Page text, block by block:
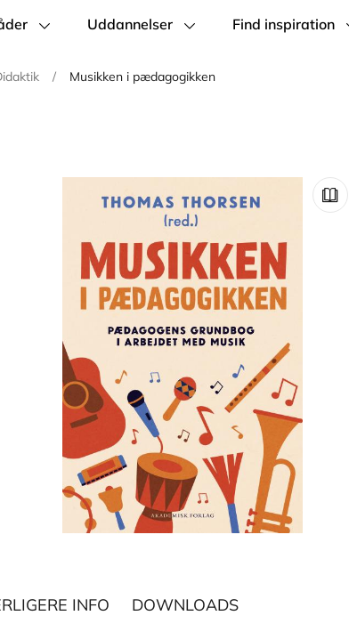
Uddannelser Find inspiration
/ Musikken i pædagogikken
INFO DOWNLOADS